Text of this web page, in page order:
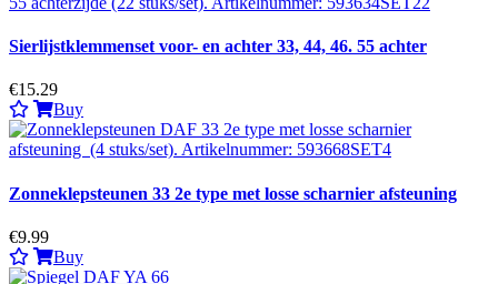
Sierlijstklemmenset voor- en achter 33, 44, 46. 55 achter
€15.29
Buy
Zonneklepsteunen 33 2e type met losse scharnier afsteuning
€9.99
Buy